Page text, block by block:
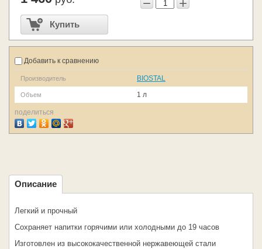
− +
Купить
Добавить к сравнению
Производитель BIOSTAL
Объем 1 л
поделиться
Описание
Легкий и прочный
Сохраняет напитки горячими или холодными до 19 часов
Изготовлен из высококачественной нержавеющей стали